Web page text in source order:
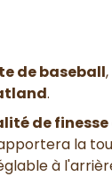
de baseball
.
de
la
à